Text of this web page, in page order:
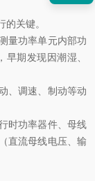
关键。
量功率单元内部功
期发现因潮湿、
、调速、制动等动
时功率器件、母线
直流母线电压、输